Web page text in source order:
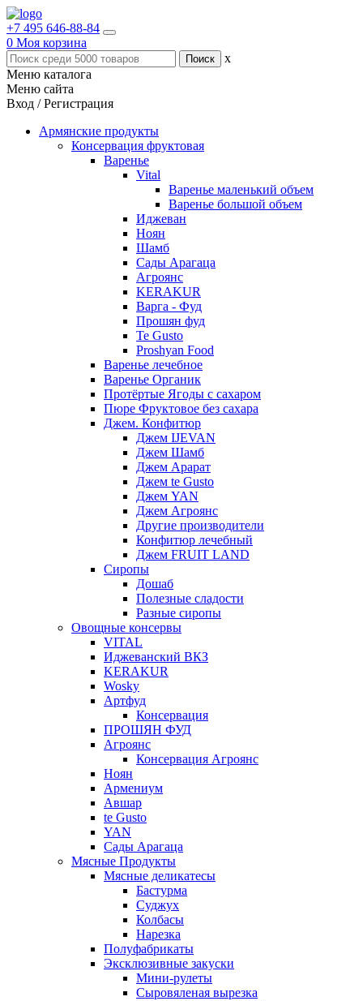
+7 495 646-88-84
0 Моя корзина
x
Меню каталога
Меню сайта
Вход / Регистрация
Армянские продукты
Консервация фруктовая
Варенье
Vital
Варенье маленький объем
Варенье большой объем
Иджеван
Ноян
Шамб
Сады Арагаца
Агроянс
KERAKUR
Варга - Фуд
Прошян фуд
Te Gusto
Proshyan Food
Варенье лечебное
Варенье Органик
Протёртые Ягоды с сахаром
Пюре Фруктовое без сахара
Джем. Конфитюр
Джем IJEVAN
Джем Шамб
Джем Арарат
Джем te Gusto
Джем YAN
Джем Агроянс
Другие производители
Конфитюр лечебный
Джем FRUIT LAND
Сиропы
Дошаб
Полезные сладости
Разные сиропы
Овощные консервы
VITAL
Иджеванский ВКЗ
KERAKUR
Wosky
Артфуд
Консервация
ПРОШЯН ФУД
Агроянс
Консервация Агроянс
Ноян
Армениум
Авшар
te Gusto
YAN
Сады Арагаца
Мясные Продукты
Мясные деликатесы
Бастурма
Суджух
Колбасы
Нарезка
Полуфабрикаты
Эксклюзивные закуски
Мини-рулеты
Сыровяленая вырезка